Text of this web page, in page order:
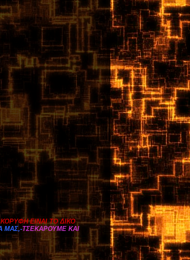
ΕΙΝΑΙ ΤΟ ΔΙΚΟ
ΜΑΣ,-ΤΣΕΚΑΡΟΥΜΕ ΚΑΙ